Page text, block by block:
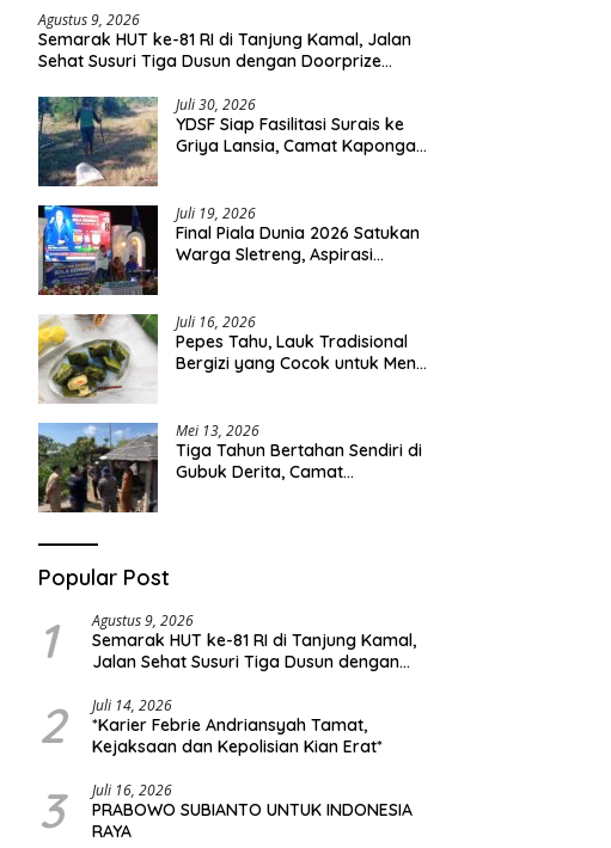
Agustus 9, 2026
Semarak HUT ke-81 RI di Tanjung Kamal, Jalan
Sehat Susuri Tiga Dusun dengan Doorprize
Juli 30, 2026
YDSF Siap Fasilitasi Surais ke
Griya Lansia, Camat Kapongan
Juli 19, 2026
Final Piala Dunia 2026 Satukan
Warga Sletreng, Aspirasi
Juli 16, 2026
Pepes Tahu, Lauk Tradisional
Bergizi yang Cocok untuk Menu
Mei 13, 2026
Tiga Tahun Bertahan Sendiri di
Gubuk Derita, Camat
Popular Post
1 Agustus 9, 2026
Semarak HUT ke-81 RI di Tanjung Kamal,
Jalan Sehat Susuri Tiga Dusun dengan
2 Juli 14, 2026
*Karier Febrie Andriansyah Tamat,
Kejaksaan dan Kepolisian Kian Erat*
3 Juli 16, 2026
PRABOWO SUBIANTO UNTUK INDONESIA
RAYA